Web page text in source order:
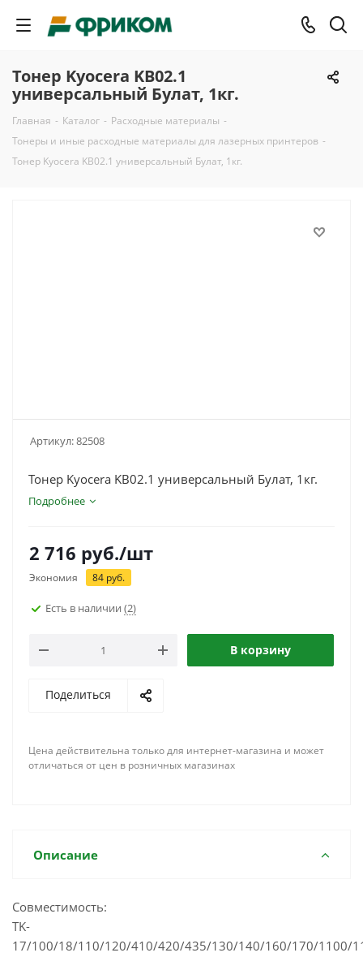
Тонер Kyocera KB02.1
универсальный Булат, 1кг.
Главная - Каталог - Расходные материалы -
Тонеры и иные расходные материалы для лазерных принтеров -
Тонер Kyocera KB02.1 универсальный Булат, 1кг.
Артикул:82508
Тонер Kyocera KB02.1 универсальный Булат, 1кг.
Подробнее
2 716 руб./шт
Экономия 84 руб.
Есть в наличии (2)
В корзину
Поделиться
Цена действительна только для интернет-магазина и может
отличаться от цен в розничных магазинах
Описание
Совместимость:
TK-
17/100/18/110/120/410/420/435/130/140/160/170/1100/